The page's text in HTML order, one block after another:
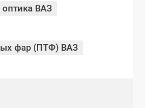
оптика ВАЗ
фар (ПТФ) ВАЗ